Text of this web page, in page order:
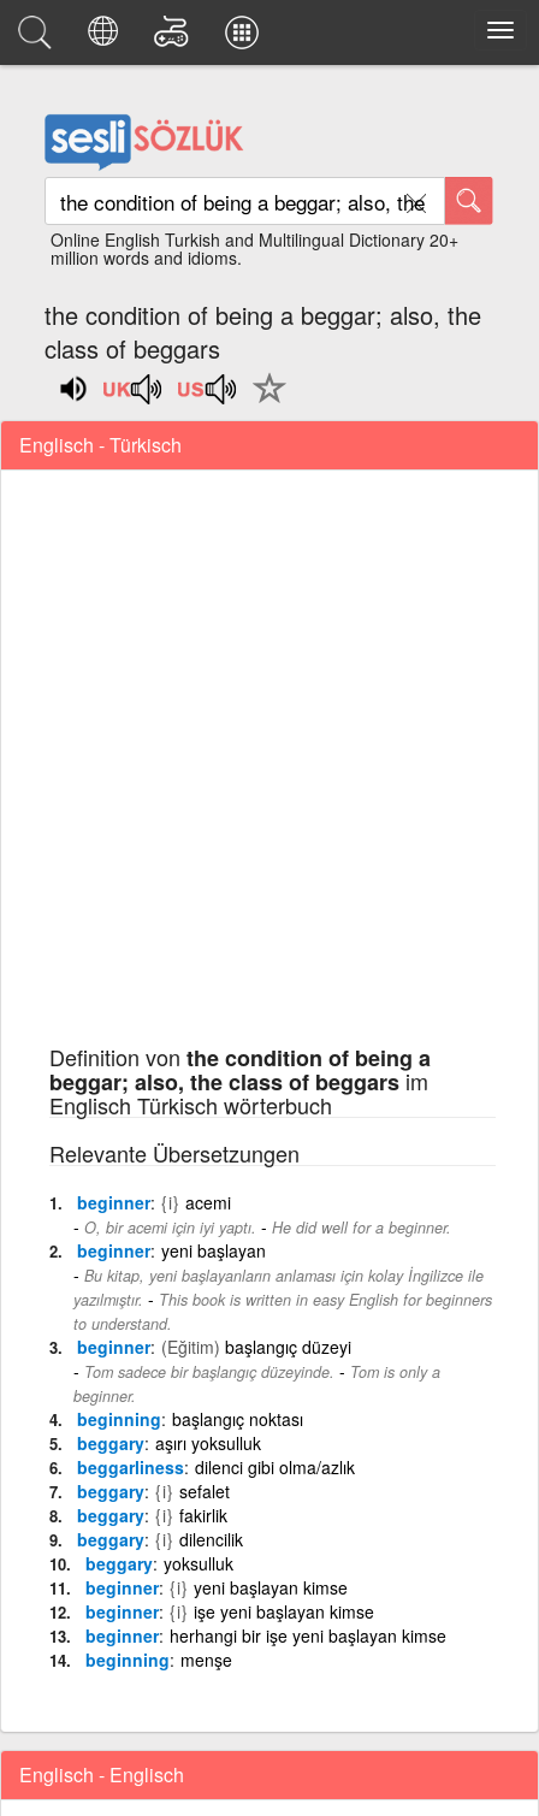
Online English Turkish and Multilingual Dictionary 20+
million words and idioms.
the condition of being a beggar; also, the
class of beggars
Englisch - Türkisch
Definition von the condition of being a
beggar; also, the class of beggarsim
Englisch Türkisch wörterbuch
Relevante Übersetzungen
beginner {i} acemi
O, bir acemi için iyi yaptı. - He did well for a beginner.
beginner yeni başlayan
Bu kitap, yeni başlayanların anlaması için kolay İngilizce ile
yazılmıştır. - This book is written in easy English for beginners
to understand.
beginner (Eğitim) başlangıç düzeyi
Tom sadece bir başlangıç düzeyinde. - Tom is only a
beginner.
beginning başlangıç noktası
beggary aşırı yoksulluk
beggarliness dilenci gibi olma/azlık
beggary {i} sefalet
beggary {i} fakirlik
beggary {i} dilencilik
beggary yoksulluk
beginner {i} yeni başlayan kimse
beginner {i} işe yeni başlayan kimse
beginner herhangi bir işe yeni başlayan kimse
beginning menşe
Englisch - Englisch